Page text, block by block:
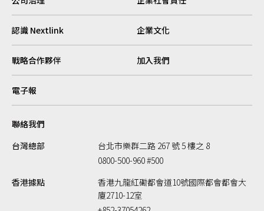
認識 Nextlink 企業文化
戰略合作夥伴 加入我們
電子報
聯絡我們
台灣總部
台北市樂群二路 267 號 5 樓之 8
0800-500-960 #500
香港據點
香港九龍紅磡都會道10號國際都會都會大
廈2710-12室